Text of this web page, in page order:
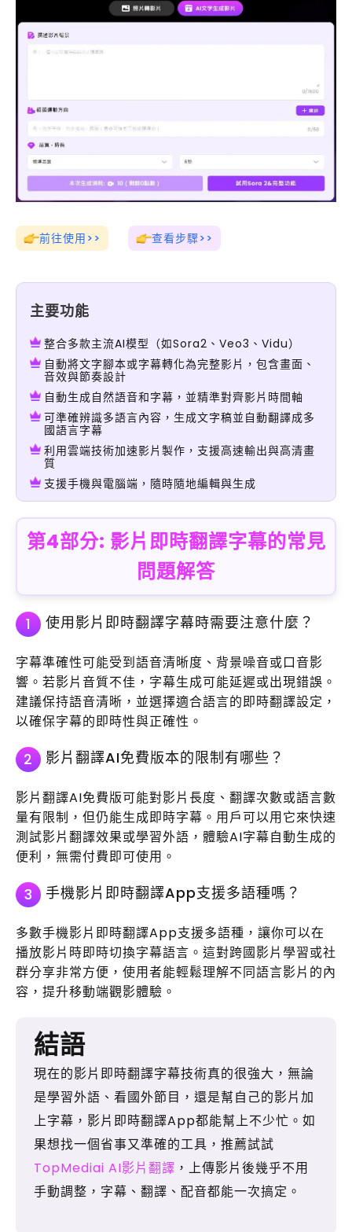
前往使用>> 查看步驟>>
主要功能
整合多款主流AI模型（如Sora2、Veo3、Vidu）
自動將文字腳本或字幕轉化為完整影片，包含畫面、
音效與節奏設計
自動生成自然語音和字幕，並精準對齊影片時間軸
可準確辨識多語言內容，生成文字稿並自動翻譯成多
國語言字幕
利用雲端技術加速影片製作，支援高速輸出與高清畫
質
支援手機與電腦端，隨時隨地編輯與生成
第4部分: 影片即時翻譯字幕的常見
問題解答
1 使用影片即時翻譯字幕時需要注意什麼？
字幕準確性可能受到語音清晰度、背景噪音或口音影
響。若影片音質不佳，字幕生成可能延遲或出現錯誤。
建議保持語音清晰，並選擇適合語言的即時翻譯設定，
以確保字幕的即時性與正確性。
2 影片翻譯AI免費版本的限制有哪些？
影片翻譯AI免費版可能對影片長度、翻譯次數或語言數
量有限制，但仍能生成即時字幕。用戶可以用它來快速
測試影片翻譯效果或學習外語，體驗AI字幕自動生成的
便利，無需付費即可使用。
3 手機影片即時翻譯App支援多語種嗎？
多數手機影片即時翻譯App支援多語種，讓你可以在
播放影片時即時切換字幕語言。這對跨國影片學習或社
群分享非常方便，使用者能輕鬆理解不同語言影片的內
容，提升移動端觀影體驗。
結語
現在的影片即時翻譯字幕技術真的很強大，無論
是學習外語、看國外節目，還是幫自己的影片加
上字幕，影片即時翻譯App都能幫上不少忙。如
果想找一個省事又準確的工具，推薦試試
TopMediai AI影片翻譯 ，上傳影片後幾乎不用
手動調整，字幕、翻譯、配音都能一次搞定。